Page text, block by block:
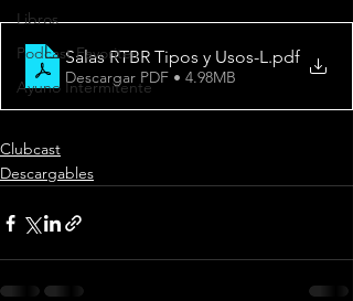
Libros
Podcast Favorites
Ayuno Intermitente
Salas RTBR Tipos y Usos-L .pdf
Descargar PDF • 4.98MB
Clubcast
Descargables